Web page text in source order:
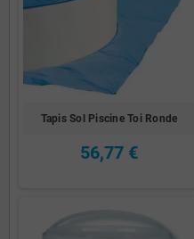
Tapis Sol Piscine Toi Ronde
56,77 €